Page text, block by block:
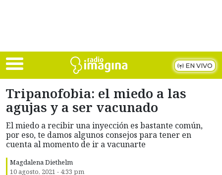
EN VIVO
Tripanofobia: el miedo a las
agujas y a ser vacunado
El miedo a recibir una inyección es bastante común,
por eso, te damos algunos consejos para tener en
cuenta al momento de ir a vacunarte
Magdalena Diethelm
10 agosto, 2021 - 4:33 pm